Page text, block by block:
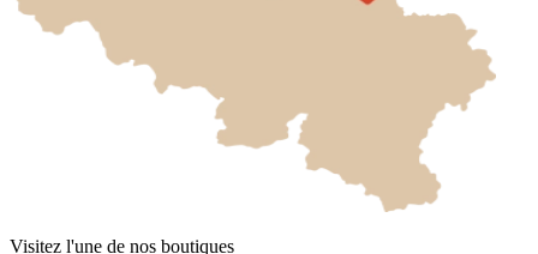
Visitez l'une de nos boutiques